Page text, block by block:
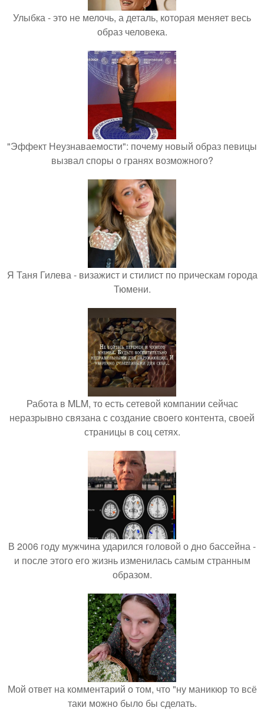
Улыбка - это не мелочь, а деталь, которая меняет весь
образ человека.
"Эффект Неузнаваемости": почему новый образ певицы
вызвал споры о гранях возможного?
Я Таня Гилева - визажист и стилист по прическам города
Тюмени.
Работа в MLM, то есть сетевой компании сейчас
неразрывно связана с создание своего контента, своей
страницы в соц сетях.
В 2006 году мужчина ударился головой о дно бассейна -
и после этого его жизнь изменилась самым странным
образом.
Мой ответ на комментарий о том, что "ну маникюр то всё
таки можно было бы сделать.